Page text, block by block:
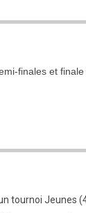
finales et finale
tournoi Jeunes